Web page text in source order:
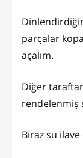
parçalar
açalım.
Diğer
rendelenmiş
Biraz su ilave